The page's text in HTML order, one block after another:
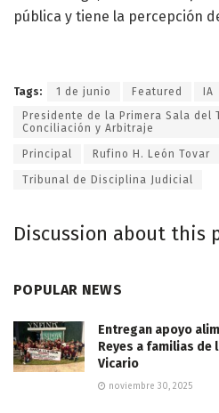
pública y tiene la percepción
Tags: 1 de junio Featured
IA
Presidente de la Primera Sala del
Conciliación y Arbitraje
Principal Rufino H. León Tovar
Tribunal de Disciplina Judicial
Discussion about this
POPULAR NEWS
Entregan apoyo
Reyes a familias de
Vicario
noviembre 30, 2025